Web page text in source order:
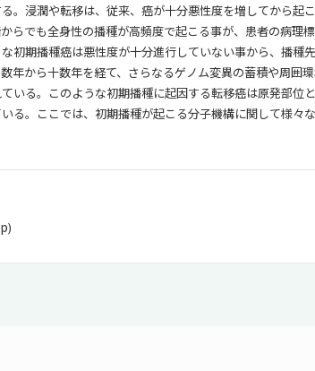
。浸潤や転移は、従来、癌が十分悪性度を増してから起
らでも全身性の播種が高頻度で起こる事が、患者の病理
初期播種癌は悪性度が十分進行していない事から、播種
年から十数年を経て、さらなるゲノム変異の蓄積や周囲
いる。このような初期播種に起因する転移癌は原発部位
る。ここでは、初期播種が起こる分子機構に関して様々
)